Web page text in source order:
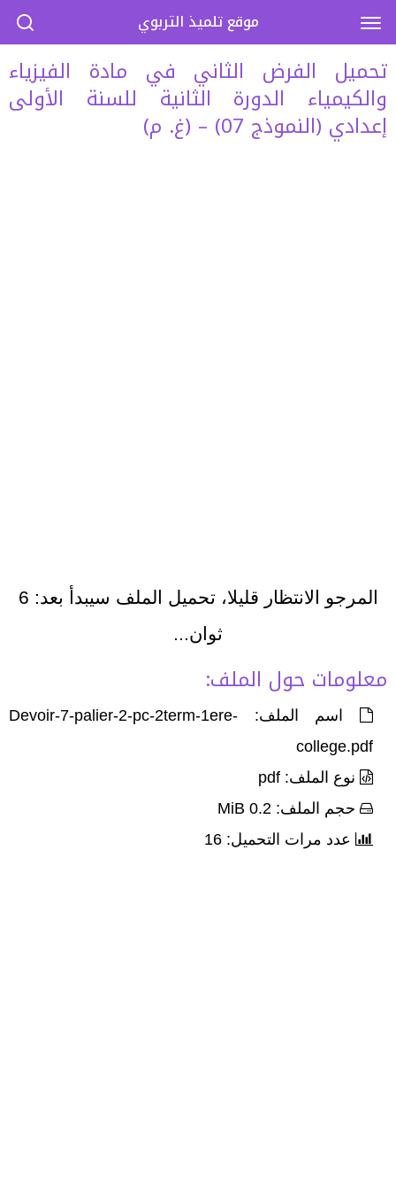
تحميل الفرض الثاني في مادة الفيزياء
والكيمياء الدورة الثانية للسنة الأولى
إعدادي (النموذج 07) – (غ. م)
المرجو الانتظار قليلا، تحميل الملف سيبدأ بعد: 6
ثوان...
معلومات حول الملف:
اسم الملف: Devoir-7-palier-2-pc-2term-1ere-
college.pdf
نوع الملف: pdf
حجم الملف: 0.2 MiB
عدد مرات التحميل: 16
موقع تلميذ التربوي